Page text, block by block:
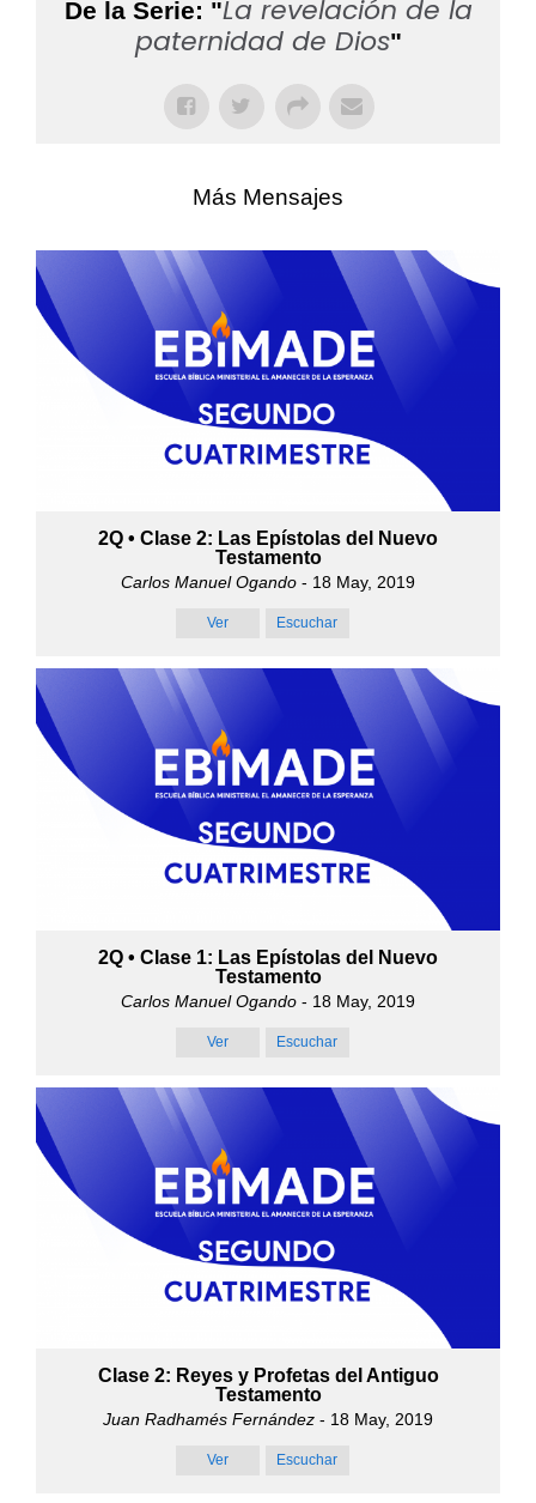
De la Serie: "La revelación de la
paternidad de Dios"
Más Mensajes
2Q • Clase 2: Las Epístolas del Nuevo
Testamento
Carlos Manuel Ogando - 18 May, 2019
Ver Escuchar
2Q • Clase 1: Las Epístolas del Nuevo
Testamento
Carlos Manuel Ogando - 18 May, 2019
Ver Escuchar
Clase 2: Reyes y Profetas del Antiguo
Testamento
Juan Radhamés Fernández - 18 May, 2019
Ver Escuchar